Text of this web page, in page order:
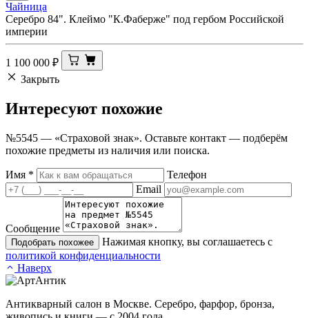
Чайница
Серебро 84". Клеймо "К.Фаберже" под гербом Российской
империи
1 100 000 ₽
Закрыть
Интересуют похожие
№5545 — «Страховой знак». Оставьте контакт — подберём
похожие предметы из наличия или поиска.
Имя *
Телефон
Email
Сообщение
Подобрать похожее
Нажимая кнопку, вы соглашаетесь с
политикой конфиденциальности
Наверх
Антикварный салон в Москве. Серебро, фарфор, бронза,